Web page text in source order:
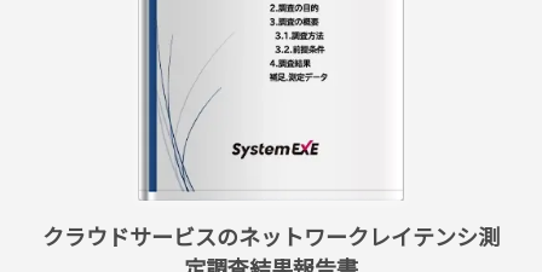
クラウドサービスのネットワークレイテンシ測